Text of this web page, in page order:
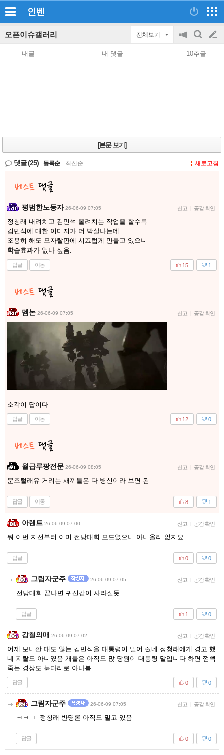
인벤
오픈이슈갤러리 전체보기
공
지
on/off
검
색
글
쓰
내글 내 댓글 10추글
[본문 보기]
댓글(25) 등록순 최신순 새로고침
평범한노동자 26-06-09 07:05 신고 | 공감 확인
정청래 내려치고 김민석 올려치는 작업을 할수록
김민석에 대한 이미지가 더 박살나는데
조용히 해도 모자랄판에 시끄럽게 만들고 있으니
학습효과가 없나 싶음.
답글 이동 1
15
멤논 26-06-09 07:05 신고 | 공감 확인
소각이 답이다
답글 이동 0
12
월급루팡전문 26-06-09 08:05 신고 | 공감 확인
문조털래유 거리는 새끼들은 다 병신이라 보면 됨
답글 이동 1
8
아렌트 26-06-09 07:00 신고 | 공감 확인
뭐 이번 지선부터 이미 전당대회 모드였으니 아니올리 없지요
답글 0
0
그림자군주 26-06-09 07:05 신고 | 공감 확인
전당대회 끝나면 귀신같이 사라질듯
답글 0
1
강철의매 26-06-09 07:02 신고 | 공감 확인
어제 보니깐 대도 않는 김민석을 대통령이 밀어 줬네 정청래에게 경고 했
네 지랄도 아니였음 개들은 아직도 맍 당원이 대통령 말입니다 하면 껌뻑
죽는 경상도 늙다리로 아나봄
답글 0
0
그림자군주 26-06-09 07:05 신고 | 공감 확인
ㅋㅋㄱ 정청래 반명론 아직도 밀고 있음
답글 0
0